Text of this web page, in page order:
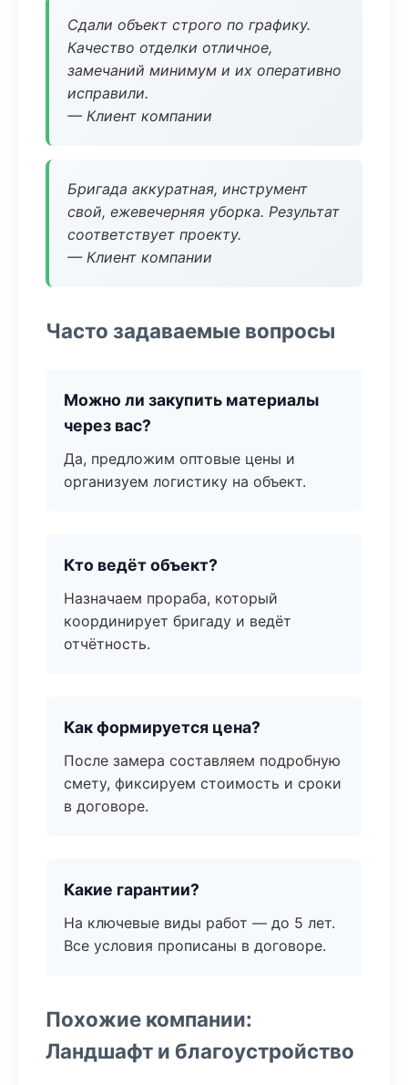
Сдали объект строго по графику.
Качество отделки отличное,
замечаний минимум и их оперативно
исправили.
— Клиент компании
Бригада аккуратная, инструмент
свой, ежевечерняя уборка. Результат
соответствует проекту.
— Клиент компании
Часто задаваемые вопросы
Можно ли закупить материалы
через вас?
Да, предложим оптовые цены и
организуем логистику на объект.
Кто ведёт объект?
Назначаем прораба, который
координирует бригаду и ведёт
отчётность.
Как формируется цена?
После замера составляем подробную
смету, фиксируем стоимость и сроки
в договоре.
Какие гарантии?
На ключевые виды работ — до 5 лет.
Все условия прописаны в договоре.
Похожие компании:
Ландшафт и благоустройство